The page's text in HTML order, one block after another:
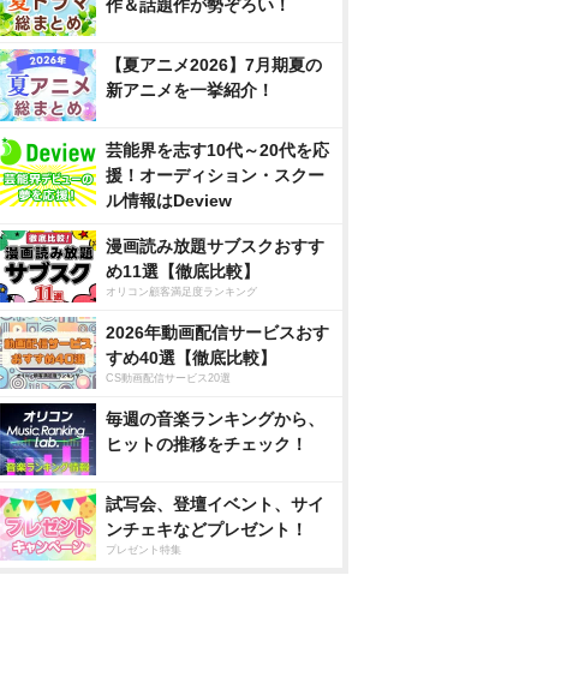
作＆話題作が勢ぞろい！
【夏アニメ2026】7月期夏の
新アニメを一挙紹介！
芸能界を志す10代～20代を応
援！オーディション・スクー
ル情報はDeview
漫画読み放題サブスクおすす
め11選【徹底比較】
オリコン顧客満足度ランキング
2026年動画配信サービスおす
すめ40選【徹底比較】
CS動画配信サービス20選
毎週の音楽ランキングから、
ヒットの推移をチェック！
試写会、登壇イベント、サイ
ンチェキなどプレゼント！
プレゼント特集